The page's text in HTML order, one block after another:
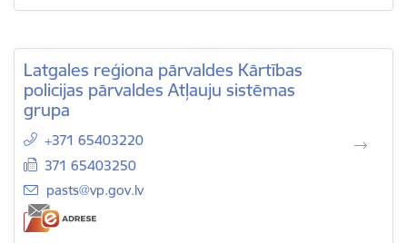
Latgales reģiona pārvaldes Kārtības
policijas pārvaldes Atļauju sistēmas
grupa
+371 65403220
371 65403250
E-pasts:
pasts@vp.gov.lv